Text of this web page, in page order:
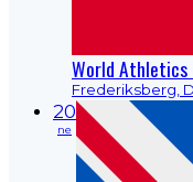
World Athletics
Frederiksberg,
20
ne